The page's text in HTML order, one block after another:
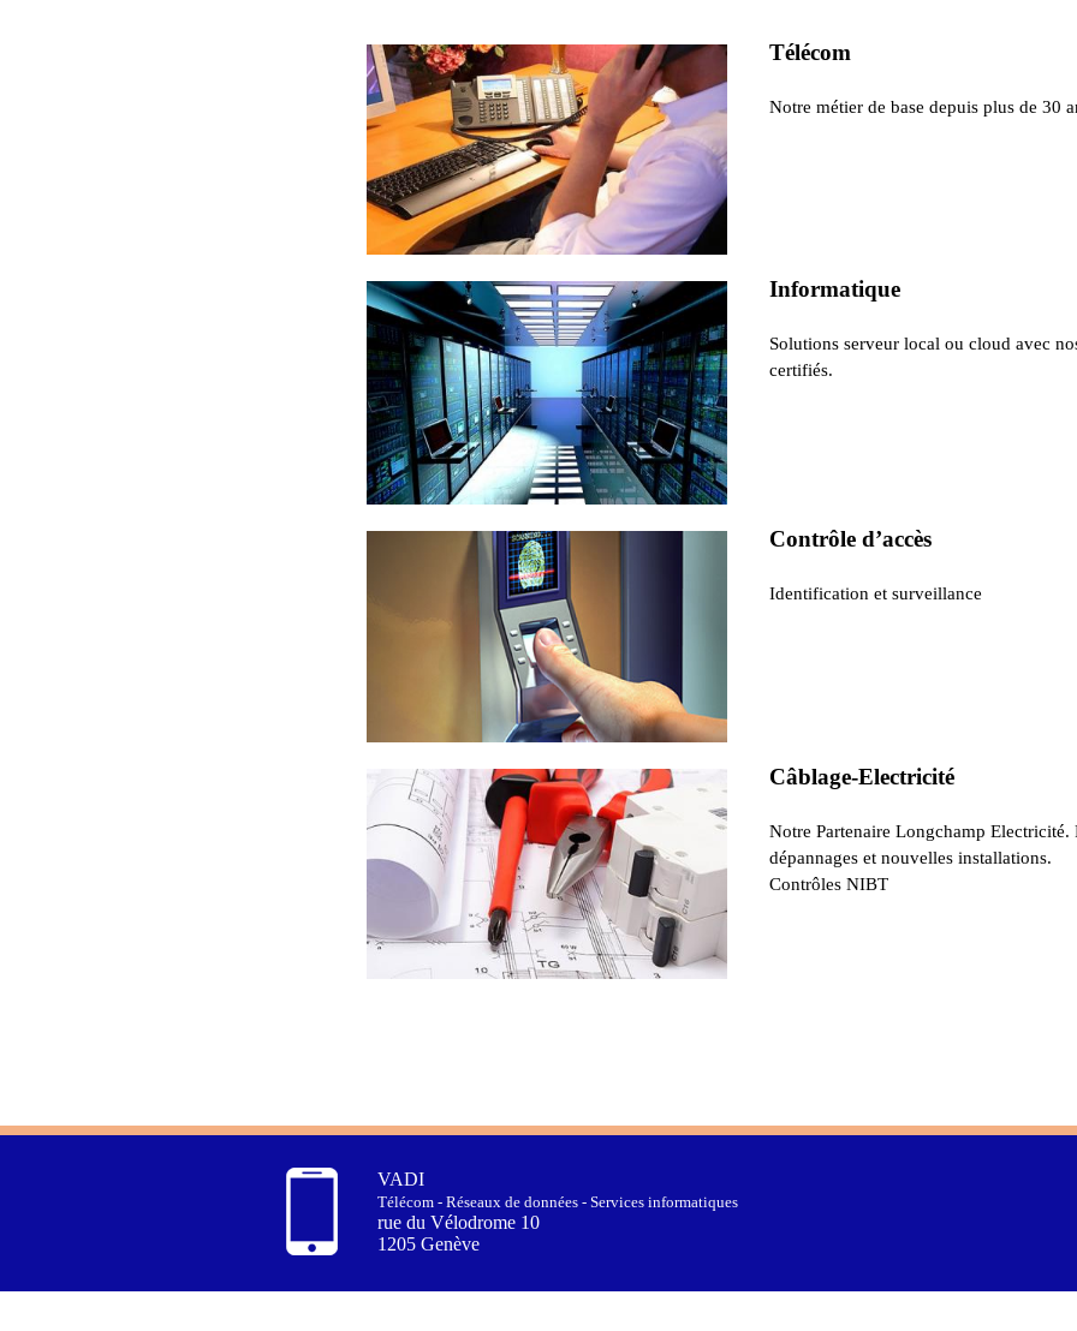
Télécom
Notre métier de base depuis plus de 30
Informatique
Solutions serveur local ou cloud avec
certifiés.
Contrôle d’accès
Identification et surveillance
Câblage-Electricité
Notre Partenaire Longchamp Electricité.
dépannages et nouvelles installations.
Contrôles NIBT
VADI
Télécom - Réseaux de données - Services informatiques
rue du Vélodrome 10
1205 Genève